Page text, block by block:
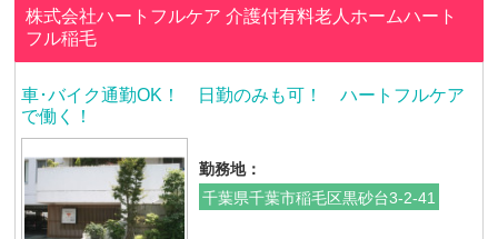
株式会社ハートフルケア介護付有料老人ホームハート
フル稲毛
車･バイク通勤OK！ 日勤のみも可！ ハートフルケア
で働く！
勤務地：
千葉県千葉市稲毛区黒砂台3-2-41